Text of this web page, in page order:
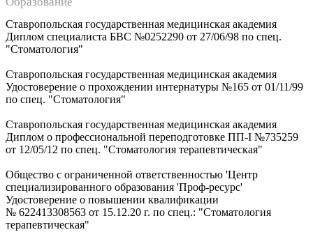
Ставропольская государственная медицинская академия
Диплом специалиста БВС №0252290 от 27/06/98 по спец.
"Стоматология"
Ставропольская государственная медицинская академия
Удостоверение о прохождении интернатуры №165 от 01/11/99
по спец. "Стоматология"
Ставропольская государственная медицинская академия
Диплом о профессиональной переподготовке ПП-I №735259
от 12/05/12 по спец. "Стоматология терапевтическая"
Общество с ограниченной ответственностью 'Центр
специализированного образования 'Проф-ресурс'
Удостоверение о повышении квалификации
№ 622413308563 от 15.12.20 г. по спец.: "Стоматология
терапевтическая"